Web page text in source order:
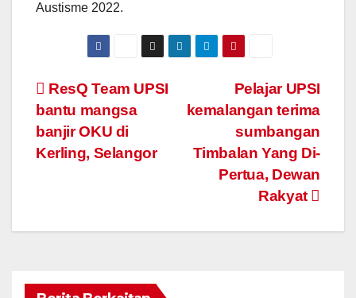
Austisme 2022.
Navigasi
kiriman
Pelajar UPSI
kemalangan terima
sumbangan
Timbalan Yang Di-
Pertua, Dewan
Rakyat
ResQ Team UPSI
bantu mangsa
banjir OKU di
Kerling, Selangor